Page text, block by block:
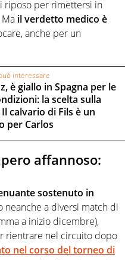
riposo per rimettersi in
il verdetto medico è
anche per un
interessare
è giallo in Spagna per le
la scelta sulla
calvario di Fils è un
per Carlos
affannoso:
sostenuto in
neanche a diversi match di
a inizio dicembre),
rientrare nel circuito dopo
nel corso del torneo di